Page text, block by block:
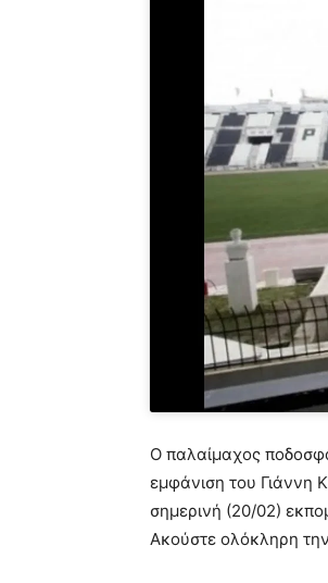
Ο παλαίμαχος
εμφάνιση του Γιάννη
σημερινή (20/02)
Ακούστε ολόκληρη